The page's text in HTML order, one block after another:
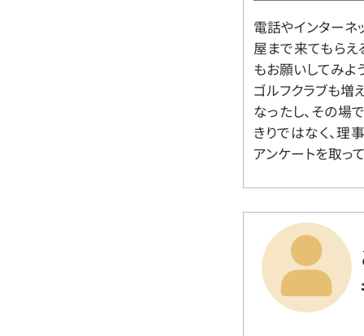
電話やインターネ
屋まで来てもらえ
もお願いしてみよ
ゴルフクラブも増
なったし、その場
きりではなく、理
アンケートを取っ